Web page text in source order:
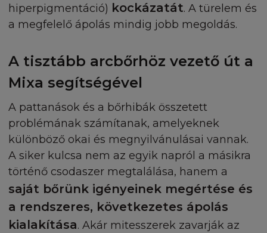
hiperpigmentáció) kockázatát. A türelem és
a megfelelő ápolás mindig jobb megoldás.
A tisztább arcbőrhöz vezető út a
Mixa segítségével
A pattanások és a bőrhibák összetett
problémának számítanak, amelyeknek
különböző okai és megnyilvánulásai vannak.
A siker kulcsa nem az egyik napról a másikra
történő csodaszer megtalálása, hanem a
saját bőrünk igényeinek megértése és
a rendszeres, következetes ápolás
kialakítása. Akár mitesszerek zavarják az